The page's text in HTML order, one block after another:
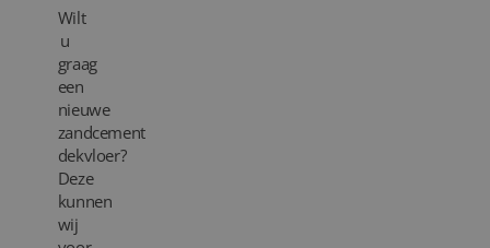
Stijlstudio's
Projecten
Inspiratie
Wilt
u
graag
een
nieuwe
zandcement
dekvloer?
Deze
kunnen
wij